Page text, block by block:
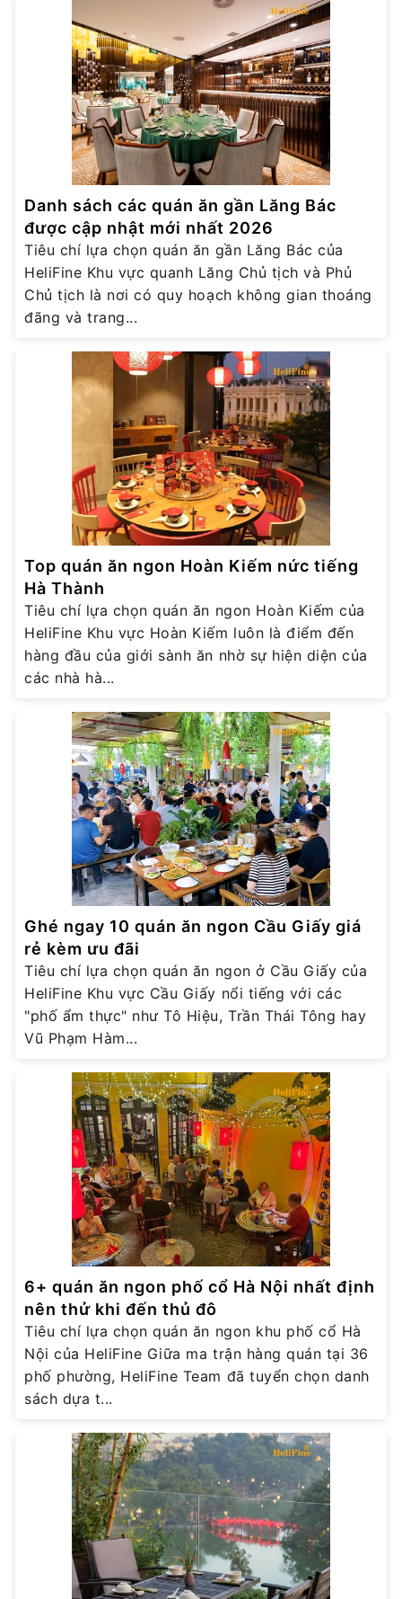
Danh sách các quán ăn gần Lăng Bác
được cập nhật mới nhất 2026
Tiêu chí lựa chọn quán ăn gần Lăng Bác của
HeliFine Khu vực quanh Lăng Chủ tịch và Phủ
Chủ tịch là nơi có quy hoạch không gian thoáng
đãng và trang...
Top quán ăn ngon Hoàn Kiếm nức tiếng
Hà Thành
Tiêu chí lựa chọn quán ăn ngon Hoàn Kiếm của
HeliFine Khu vực Hoàn Kiếm luôn là điểm đến
hàng đầu của giới sành ăn nhờ sự hiện diện của
các nhà hà...
Ghé ngay 10 quán ăn ngon Cầu Giấy giá
rẻ kèm ưu đãi
Tiêu chí lựa chọn quán ăn ngon ở Cầu Giấy của
HeliFine Khu vực Cầu Giấy nổi tiếng với các
"phố ẩm thực" như Tô Hiệu, Trần Thái Tông hay
Vũ Phạm Hàm...
6+ quán ăn ngon phố cổ Hà Nội nhất định
nên thử khi đến thủ đô
Tiêu chí lựa chọn quán ăn ngon khu phố cổ Hà
Nội của HeliFine Giữa ma trận hàng quán tại 36
phố phường, HeliFine Team đã tuyển chọn danh
sách dựa t...